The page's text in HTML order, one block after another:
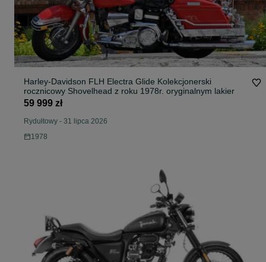
Harley-Davidson FLH Electra Glide Kolekcjonerski
rocznicowy Shovelhead z roku 1978r. oryginalnym lakier
59 999 zł
Rydułtowy - 31 lipca 2026
1978